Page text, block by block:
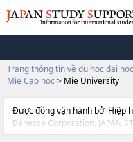
Trang thông tin về du học đại
Mie Cao học > Mie University
Được đồng vận hành bởi Hiệp
Benesse Corporation, JAPAN
khoảng 1.300 trường đại học,